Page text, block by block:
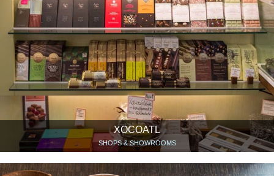
XOCOATL
SHOPS & SHOWROOMS